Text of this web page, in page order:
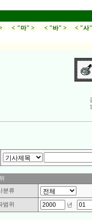
< "마" > < "바" > < "사
분류
범위
년